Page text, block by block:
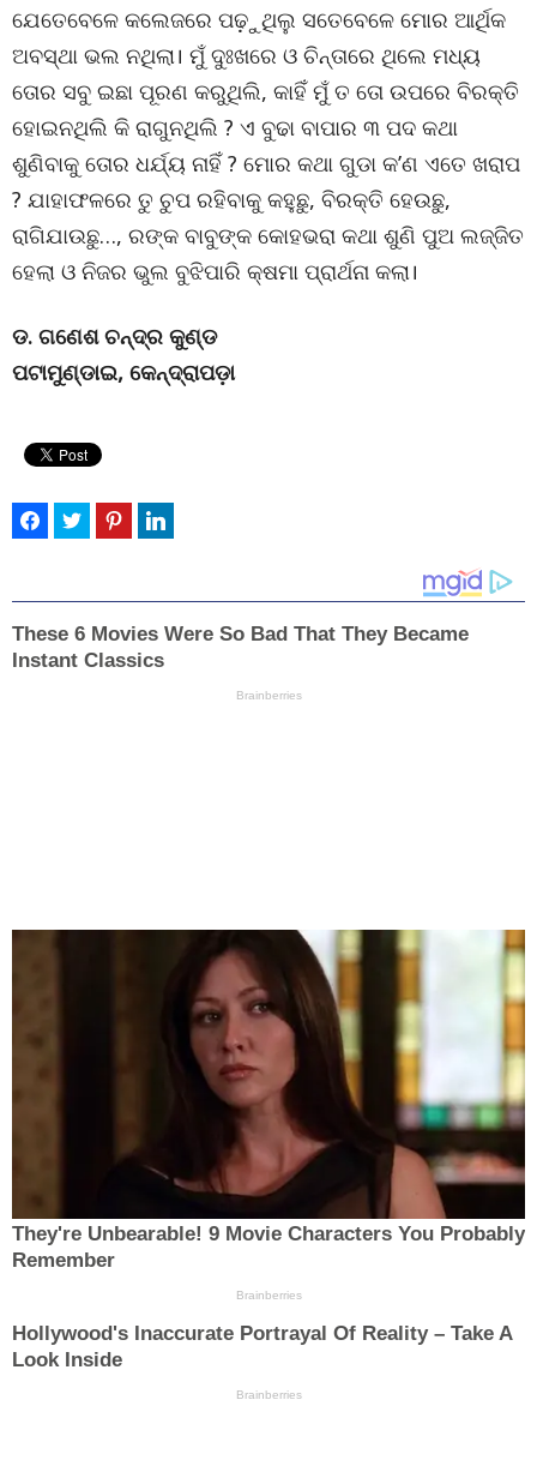
ଯେତେବେଳେ କଲେଜରେ ପଢ଼ୁଥିଲୁ ସତେବେଳେ ମୋର ଆର୍ଥିକ
ଅବସ୍ଥା ଭଲ ନଥିଲା। ମୁଁ ଦୁଃଖରେ ଓ ଚିନ୍ତାରେ ଥିଲେ ମଧ୍ୟ
ତୋର ସବୁ ଇଛା ପୂରଣ କରୁଥିଲି, କାହିଁ ମୁଁ ତ ତୋ ଉପରେ ବିରକ୍ତି
ହୋଇନଥିଲି କି ରାଗୁନଥିଲି ? ଏ ବୁଢା ବାପାର ୩ ପଦ କଥା
ଶୁଣିବାକୁ ତୋର ଧର୍ଯ୍ୟ ନାହିଁ ? ମୋର କଥା ଗୁଡା କ’ଣ ଏତେ ଖରାପ
? ଯାହାଫଳରେ ତୁ ଚୁପ ରହିବାକୁ କହୁଛୁ, ବିରକ୍ତି ହେଉଛୁ,
ରାଗିଯାଉଛୁ…, ରଙ୍କ ବାବୁଙ୍କ କୋହଭରା କଥା ଶୁଣି ପୁଅ ଲଜ୍ଜିତ
ହେଲା ଓ ନିଜର ଭୁଲ ବୁଝିପାରି କ୍ଷମା ପ୍ରାର୍ଥନା କଲା।
ଡ. ଗଣେଶ ଚନ୍ଦ୍ର କୁଣ୍ଡ
ପଟାମୁଣ୍ଡାଇ, କେନ୍ଦ୍ରାପଡ଼ା